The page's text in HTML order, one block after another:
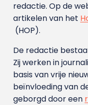
redactie. Op de
artikelen van het
(HOP).
De redactie
Zij werken in
basis van vrije
beïnvloeding van
geborgd door een